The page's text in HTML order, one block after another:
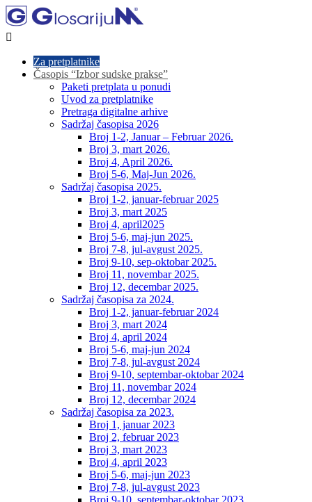

Za pretplatnike
Časopis “Izbor sudske prakse”
Paketi pretplata u ponudi
Uvod za pretplatnike
Pretraga digitalne arhive
Sadržaj časopisa 2026
Broj 1-2, Januar – Februar 2026.
Broj 3, mart 2026.
Broj 4, April 2026.
Broj 5-6, Maj-Jun 2026.
Sadržaj časopisa 2025.
Broj 1-2, januar-februar 2025
Broj 3, mart 2025
Broj 4, april2025
Broj 5-6, maj-jun 2025.
Broj 7-8, jul-avgust 2025.
Broj 9-10, sep-oktobar 2025.
Broj 11, novembar 2025.
Broj 12, decembar 2025.
Sadržaj časopisa za 2024.
Broj 1-2, januar-februar 2024
Broj 3, mart 2024
Broj 4, april 2024
Broj 5-6, maj-jun 2024
Broj 7-8, jul-avgust 2024
Broj 9-10, septembar-oktobar 2024
Broj 11, novembar 2024
Broj 12, decembar 2024
Sadržaj časopisa za 2023.
Broj 1, januar 2023
Broj 2, februar 2023
Broj 3, mart 2023
Broj 4, april 2023
Broj 5-6, maj-jun 2023
Broj 7-8, jul-avgust 2023
Broj 9-10, septembar-oktobar 2023